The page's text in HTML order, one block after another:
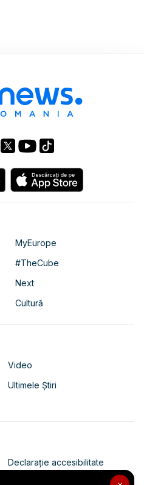
MyEurope
#TheCube
Next
Cultură
Video
Ultimele Știri
Declarație accesibilitate
Politica de confidențialitate